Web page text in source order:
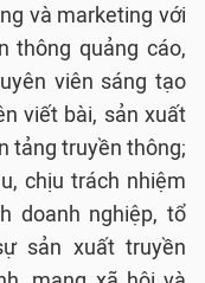
và marketing với
thông quảng cáo,
viên sáng tạo
viết bài, sản xuất
tảng truyền thông;
chịu trách nhiệm
doanh nghiệp, tổ
sản xuất truyền